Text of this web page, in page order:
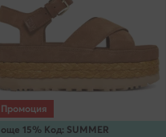
още 15% Код: SUMMER
Промоция